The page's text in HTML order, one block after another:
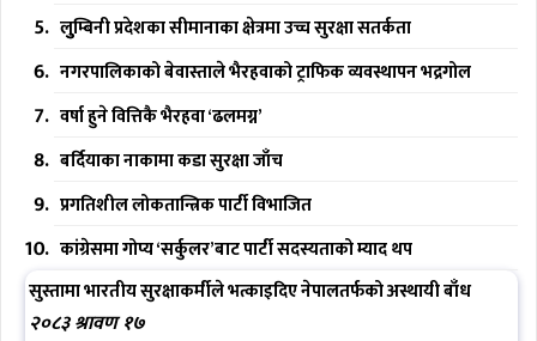
लुुम्बिनी प्रदेशका सीमानाका क्षेत्रमा उच्च सुरक्षा सतर्कता
नगरपालिकाको बेवास्ताले भैरहवाको ट्राफिक व्यवस्थापन भद्रगोल
वर्षा हुने वित्तिकै भैरहवा ‘ढलमग्न’
बर्दियाका नाकामा कडा सुरक्षा जाँच
प्रगतिशील लोकतान्त्रिक पार्टी विभाजित
कांग्रेसमा गोप्य ‘सर्कुलर’बाट पार्टी सदस्यताको म्याद थप
सुस्तामा भारतीय सुरक्षाकर्मीले भत्काइदिए नेपालतर्फको अस्थायी बाँध
२०८३ श्रावण १७